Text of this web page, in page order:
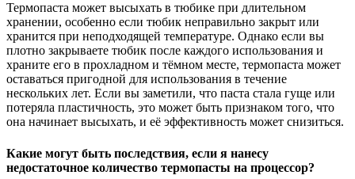
Термопаста может высыхать в тюбике при длительном
хранении, особенно если тюбик неправильно закрыт или
хранится при неподходящей температуре. Однако если вы
плотно закрываете тюбик после каждого использования и
храните его в прохладном и тёмном месте, термопаста может
оставаться пригодной для использования в течение
нескольких лет. Если вы заметили, что паста стала гуще или
потеряла пластичность, это может быть признаком того, что
она начинает высыхать, и её эффективность может снизиться.
Какие могут быть последствия, если я нанесу
недостаточное количество термопасты на процессор?